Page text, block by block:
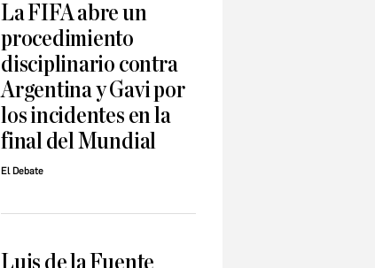
La FIFA abre un
procedimiento
disciplinario contra
Argentina y Gavi por
los incidentes en la
final del Mundial
El Debate
Luis de la Fuente